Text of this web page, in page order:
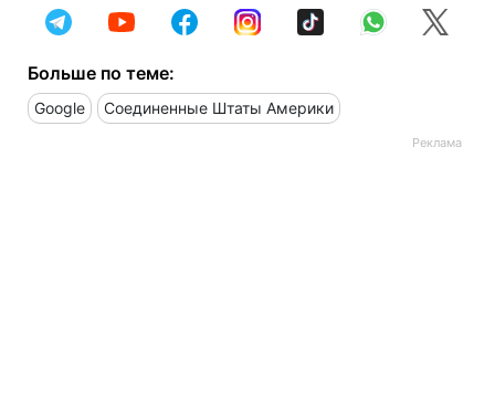
Больше по теме:
Google Соединенные Штаты Америки